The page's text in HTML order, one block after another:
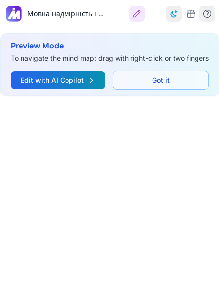
Мовна надмірність і недостатність
Preview Mode
To navigate the mind map: drag with right-click or two fingers
Edit with AI Copilot Got it